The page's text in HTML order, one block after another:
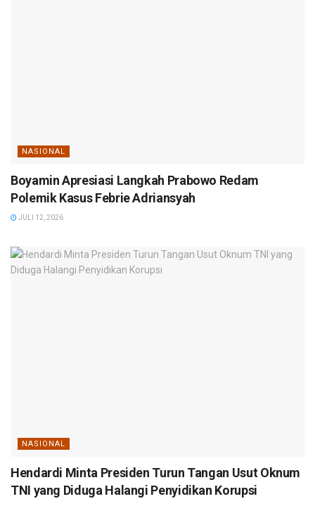
NASIONAL
Boyamin Apresiasi Langkah Prabowo Redam
Polemik Kasus Febrie Adriansyah
JULI 12, 2026
NASIONAL
Hendardi Minta Presiden Turun Tangan Usut Oknum
TNI yang Diduga Halangi Penyidikan Korupsi